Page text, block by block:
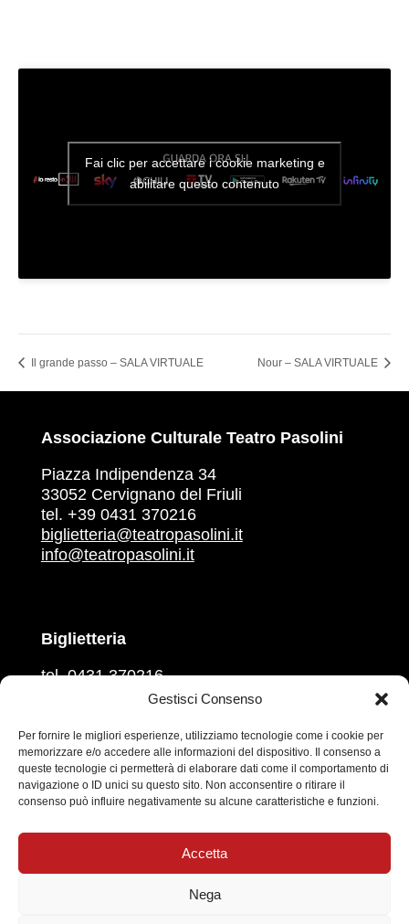
Gestisci Consenso
Per fornire le migliori esperienze, utilizziamo tecnologie come i cookie per
memorizzare e/o accedere alle informazioni del dispositivo. Il consenso a
queste tecnologie ci permetterà di elaborare dati come il comportamento di
navigazione o ID unici su questo sito. Non acconsentire o ritirare il
consenso può influire negativamente su alcune caratteristiche e funzioni.
Accetta
Nega
Fai clic per accettare i cookie marketing e
abilitare questo contenuto
Il grande passo – SALA VIRTUALE Nour – SALA VIRTUALE
Associazione Culturale Teatro Pasolini
Piazza Indipendenza 34
33052 Cervignano del Friuli
tel. +39 0431 370216
biglietteria@teatropasolini.it
info@teatropasolini.it
Biglietteria
tel. 0431 370216
martedì, mercoledì, venerdì
giovedì e sabato
ore 10.00 – 12.00
Prevendita sul circuito Vivaticket